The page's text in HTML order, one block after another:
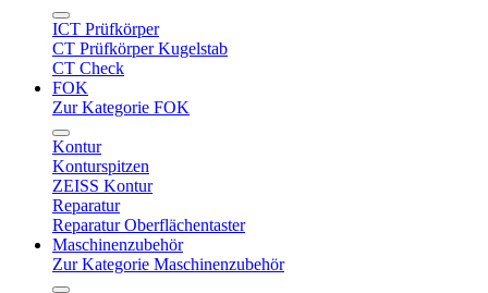
ICT Prüfkörper
CT Prüfkörper Kugelstab
CT Check
FOK
Zur Kategorie FOK
Kontur
Konturspitzen
ZEISS Kontur
Reparatur
Reparatur Oberflächentaster
Maschinenzubehör
Zur Kategorie Maschinenzubehör